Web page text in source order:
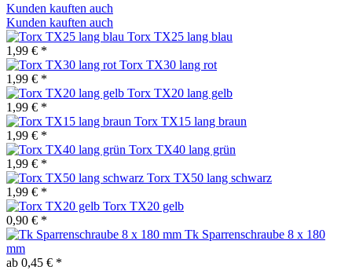
Kunden kauften auch
Kunden kauften auch
Torx TX25 lang blau
1,99 € *
Torx TX30 lang rot
1,99 € *
Torx TX20 lang gelb
1,99 € *
Torx TX15 lang braun
1,99 € *
Torx TX40 lang grün
1,99 € *
Torx TX50 lang schwarz
1,99 € *
Torx TX20 gelb
0,90 € *
Tk Sparrenschraube 8 x 180
mm
ab 0,45 € *